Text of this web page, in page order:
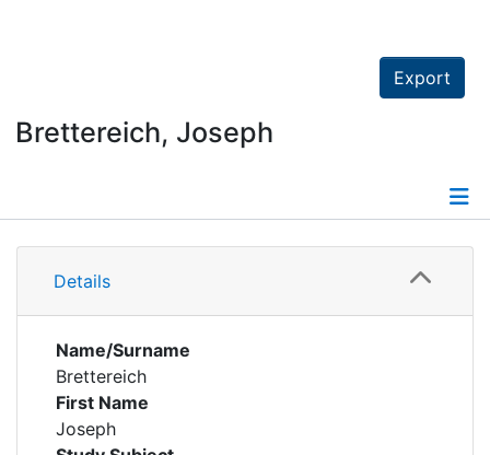
Export
Brettereich, Joseph
Details
Details
Name/Surname
Brettereich
First Name
Joseph